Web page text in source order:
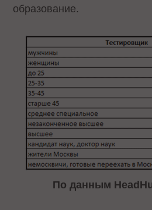
образование.
По данным